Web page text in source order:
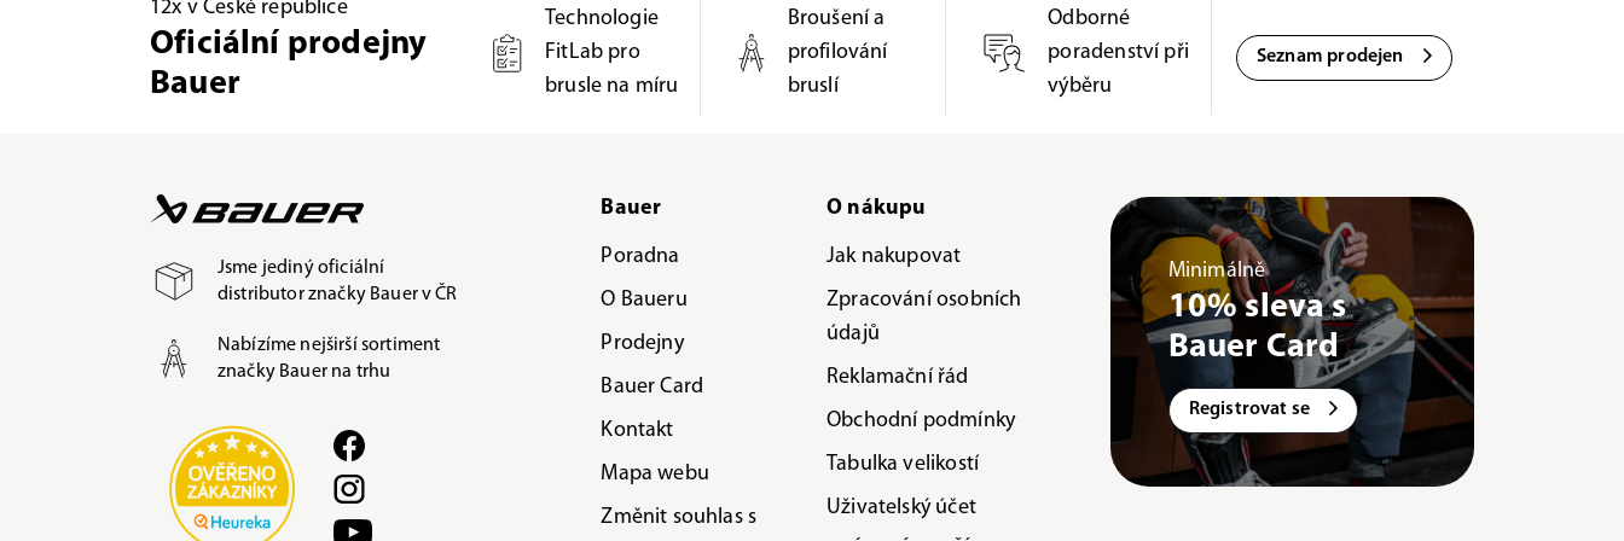
12x v České republice
Oficiální prodejny
Bauer
Technologie
FitLab pro
brusle na míru
Broušení a
profilování
bruslí
Odborné
poradenství při
výběru
Seznam prodejen
Jsme jediný oficiální
distributor značky Bauer v ČR
Nabízíme nejširší sortiment
značky Bauer na trhu
Bauer
Poradna
O Baueru
Prodejny
Bauer Card
Kontakt
Mapa webu
Změnit souhlas s
O nákupu
Jak nakupovat
Zpracování osobních
údajů
Reklamační řád
Obchodní podmínky
Tabulka velikostí
Uživatelský účet
Minimálně
10% sleva s
Bauer Card
Registrovat se